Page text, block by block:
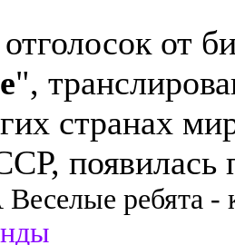
от
",
странах
появилась
ребята -